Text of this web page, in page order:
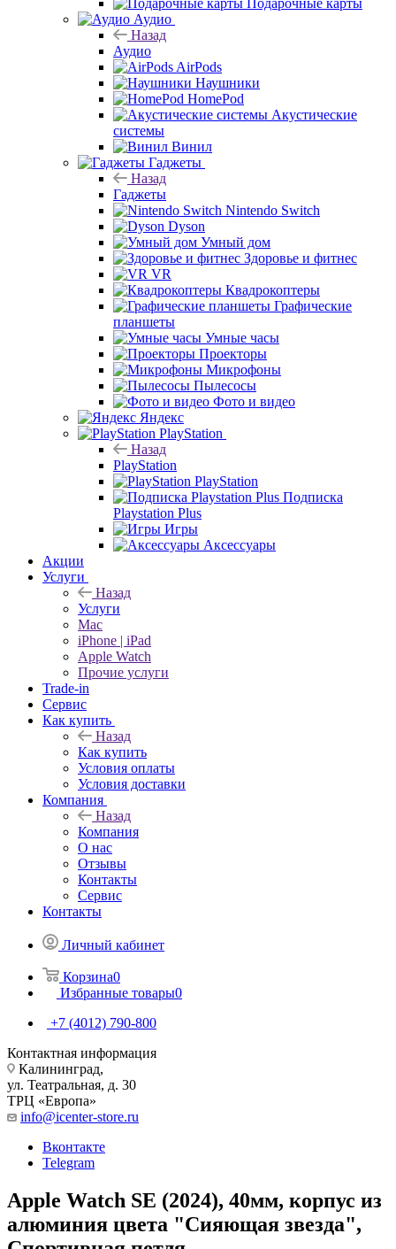
Подарочные карты
Аудио
Назад
Аудио
AirPods
Наушники
HomePod
Акустические
системы
Винил
Гаджеты
Назад
Гаджеты
Nintendo Switch
Dyson
Умный дом
Здоровье и фитнес
VR
Квадрокоптеры
Графические
планшеты
Умные часы
Проекторы
Микрофоны
Пылесосы
Фото и видео
Яндекс
PlayStation
Назад
PlayStation
PlayStation
Подписка
Playstation Plus
Игры
Аксессуары
Акции
Услуги
Назад
Услуги
Mac
iPhone | iPad
Apple Watch
Прочие услуги
Trade-in
Сервис
Как купить
Назад
Как купить
Условия оплаты
Условия доставки
Компания
Назад
Компания
О нас
Отзывы
Контакты
Сервис
Контакты
Личный кабинет
Корзина0
Избранные товары0
+7 (4012) 790-800
Контактная информация
Калининград,
ул. Театральная, д. 30
ТРЦ «Европа»
info@icenter-store.ru
Вконтакте
Telegram
Apple Watch SE (2024), 40мм, корпус из
алюминия цвета "Сияющая звезда",